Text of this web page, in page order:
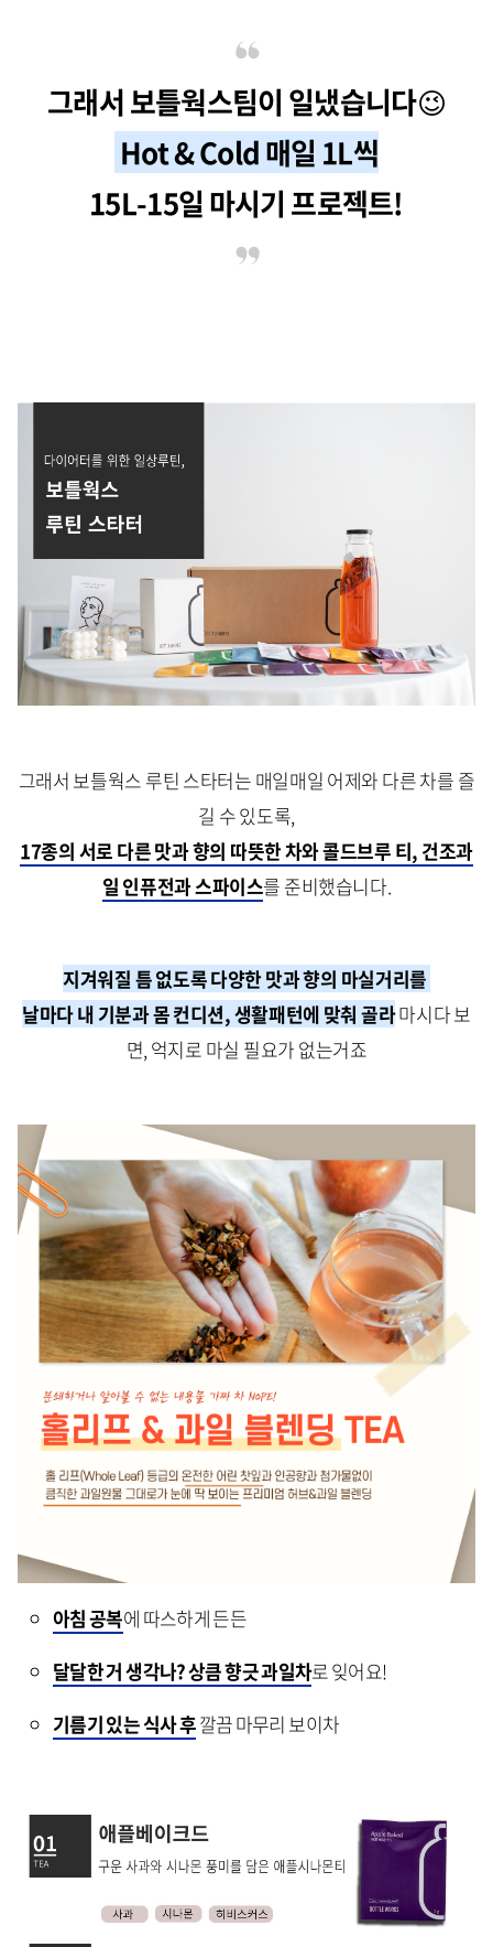
그래서 보틀웍스팀이 일냈습니다😉
Hot & Cold 매일 1L씩
15L-15일 마시기 프로젝트!
그래서 보틀웍스 루틴 스타터는 매일매일 어제와 다른 차를 즐
길 수 있도록,
17종의 서로 다른 맛과 향의 따뜻한 차와 콜드브루 티, 건조과
일 인퓨전과 스파이스를 준비했습니다.
지겨워질 틈 없도록 다양한 맛과 향의 마실거리를
날마다 내 기분과 몸 컨디션, 생활패턴에 맞춰 골라마시다 보
면, 억지로 마실 필요가 없는거죠
아침 공복에 따스하게 든든
달달한 거 생각나? 상큼 향긋 과일차로 잊어요!
기름기 있는 식사 후깔끔 마무리 보이차